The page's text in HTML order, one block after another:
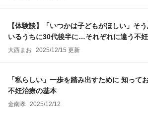
【体験談】「いつかは子どもがほしい」そ
いるうちに30代後半に…それぞれに違う不
選択（前編）
大西まお 2025/12/15 更新
「私らしい」一歩を踏み出すために 知って
不妊治療の基本
金南孝 2025/12/12